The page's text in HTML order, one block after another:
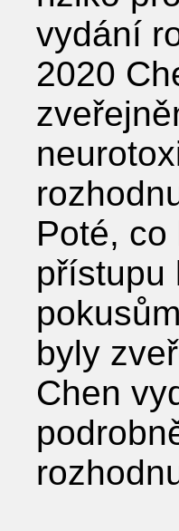
vydání
2020
Poté,
přístupu
byly
Chen